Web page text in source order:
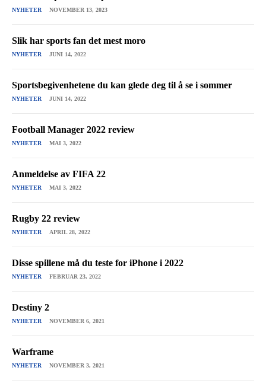
NYHETER NOVEMBER 13, 2023
Slik har sports fan det mest moro
NYHETER JUNI 14, 2022
Sportsbegivenhetene du kan glede deg til å se i sommer
NYHETER JUNI 14, 2022
Football Manager 2022 review
NYHETER MAI 3, 2022
Anmeldelse av FIFA 22
NYHETER MAI 3, 2022
Rugby 22 review
NYHETER APRIL 28, 2022
Disse spillene må du teste for iPhone i 2022
NYHETER FEBRUAR 23, 2022
Destiny 2
NYHETER NOVEMBER 6, 2021
Warframe
NYHETER NOVEMBER 3, 2021